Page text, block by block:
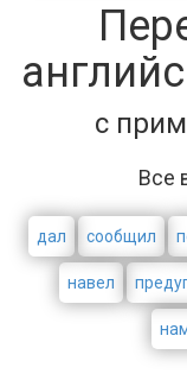
с
Все
дал сообщил
навел